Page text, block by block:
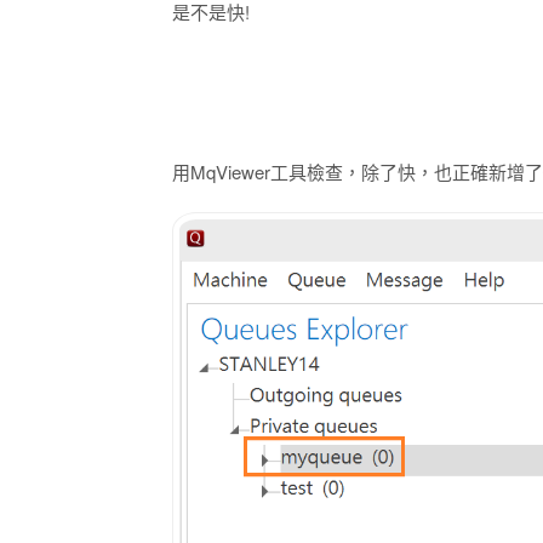
是不是快!
用MqViewer工具檢查，除了快，也正確新增